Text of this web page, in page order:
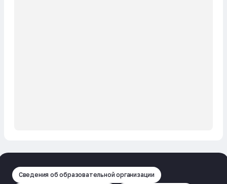
Сведения об образовательной организации